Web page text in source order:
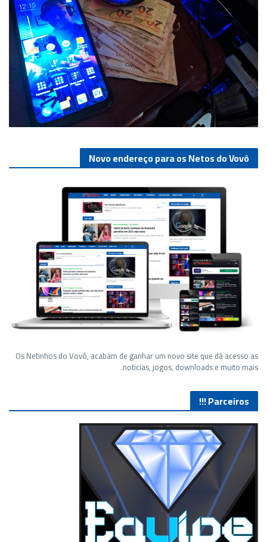
Novo endereço para os Netos do Vovô
Os Netinhos do Vovô, acabam de ganhar um novo site que dá acesso as
noticias, jogos, downloads e muito mais.
Parceiros !!!
Lives de Gameplay no Facebook Gaming e muito mais